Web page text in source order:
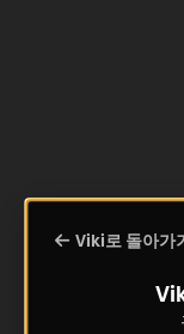
Viki로 돌아가